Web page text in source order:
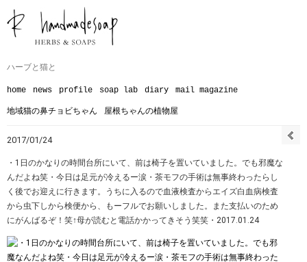
ハーブと猫と
home news profile soap lab diary mail magazine
地域猫の鼻チョビちゃん 屋根ちゃんの植物屋
2017/01/24
・1日のかなりの時間台所にいて、前は椅子を置いていました。でも邪魔な
んだよね笑・今日は足元が冷えるー涙・茶モフの手術は無事終わったらし
く後でお迎えに行きます。うちに入るので血液検査からエイズ白血病検査
から虫下しから検便から、もーフルでお願いしました。また支払いのため
にがんばるぞ！笑↑母が読むと電話かかってきそう笑笑・2017.01.24